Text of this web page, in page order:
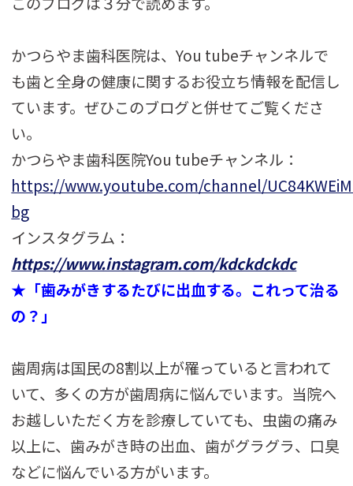
かつらやま歯科医院は、You tubeチャンネルで
も歯と全身の健康に関するお役立ち情報を配信し
ています。ぜひこのブログと併せてご覧くださ
い。
かつらやま歯科医院You tubeチャンネル：
https://www.youtube.com/channel/
bg
インスタグラム：
https://www.instagram.com/kdckdckdc
★「歯みがきするたびに出血する。これって治る
の？」
歯周病は国民の8割以上が罹っていると言われて
いて、多くの方が歯周病に悩んでいます。当院へ
お越しいただく方を診療していても、虫歯の痛み
以上に、歯みがき時の出血、歯がグラグラ、口臭
などに悩んでいる方がいます。